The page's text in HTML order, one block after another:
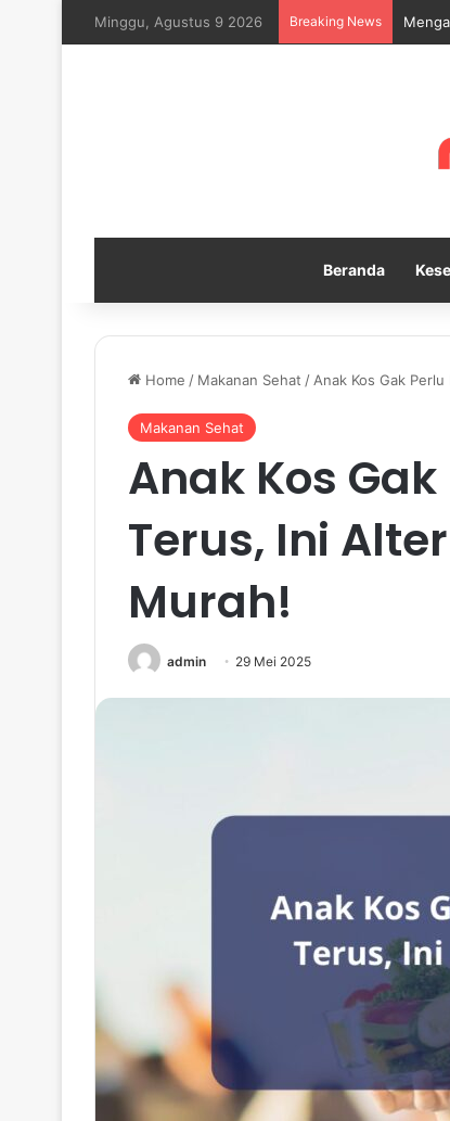
Minggu, Agustus 9 2026 Breaking News
Beranda
Home / Makanan Sehat / Anak Kos Gak
Makanan Sehat
Anak Kos
Terus, Ini
Murah!
admin 29 Mei 2025